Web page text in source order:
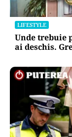
LIFESTYLE
Unde trebuie
ai deschis.